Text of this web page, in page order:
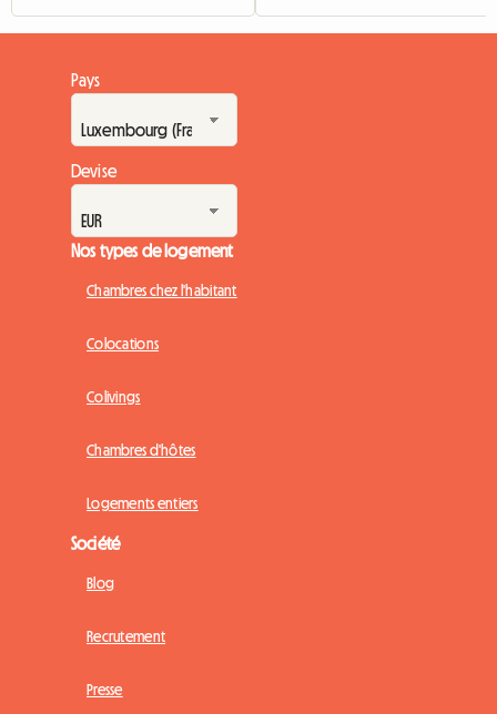
Pays
Devise
Nos types de logement
Chambres chez l'habitant
Colocations
Colivings
Chambres d'hôtes
Logements entiers
Société
Blog
Recrutement
Presse